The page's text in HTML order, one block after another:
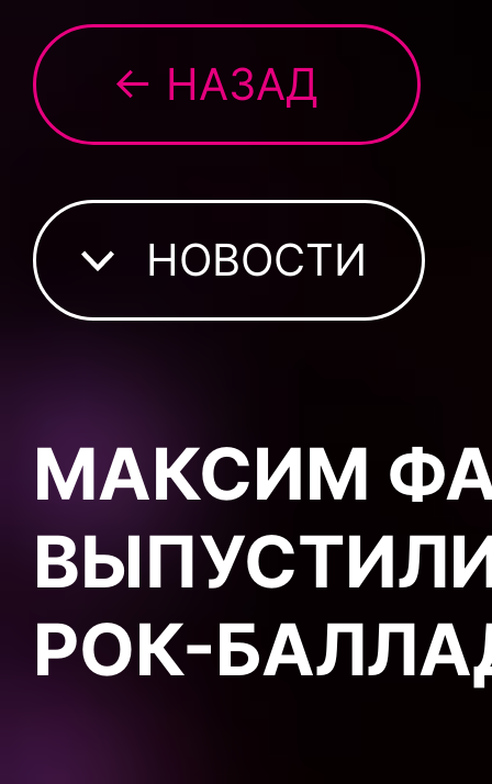
← НАЗАД
НОВОСТИ
МАКСИМ
РОК-